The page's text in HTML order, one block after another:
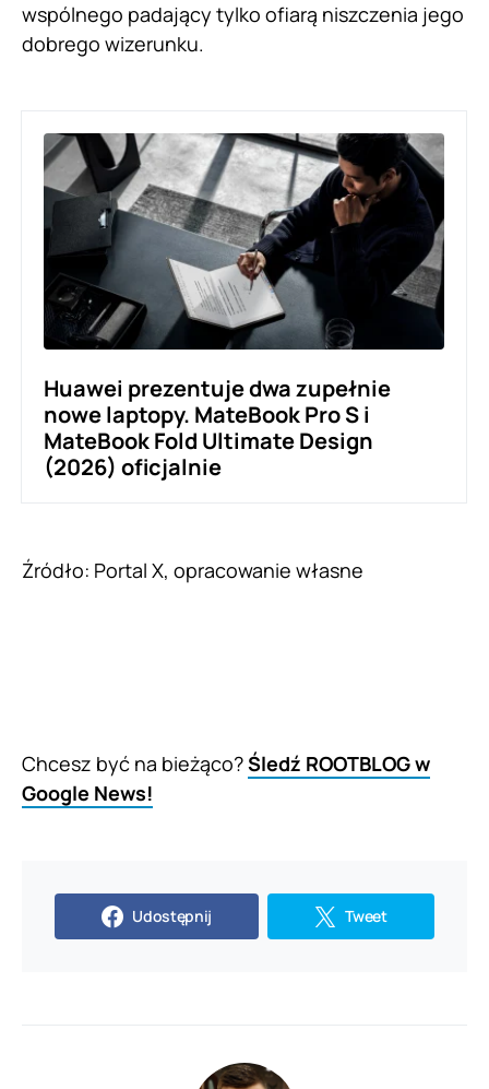
wspólnego padający tylko ofiarą niszczenia jego
dobrego wizerunku.
Huawei prezentuje dwa zupełnie
nowe laptopy. MateBook Pro S i
MateBook Fold Ultimate Design
(2026) oficjalnie
Źródło: Portal X, opracowanie własne
Chcesz być na bieżąco?Śledź ROOTBLOG w
Google News!
Udostępnij Tweet